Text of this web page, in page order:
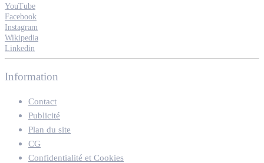
YouTube
Facebook
Instagram
Wikipedia
Linkedin
Information
Contact
Publicité
Plan du site
CG
Confidentialité et Cookies